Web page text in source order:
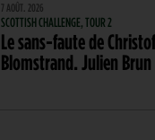
7 AOÛT. 2026
SCOTTISH CHALLENGE, TOUR 2
Le sans-faute de
Blomstrand. Julien